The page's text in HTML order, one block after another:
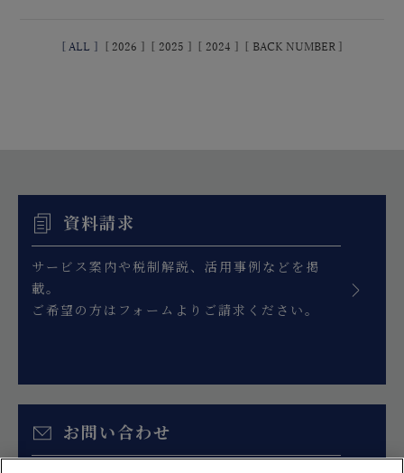
[ ALL ] [ 2026 ] [ 2025 ] [ 2024 ] [ BACK NUMBER ]
資料請求
サービス案内や税制解説、活用事例などを掲
載。
ご希望の方はフォームよりご請求ください。
お問い合わせ